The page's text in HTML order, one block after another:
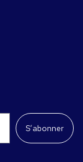
S’abonner